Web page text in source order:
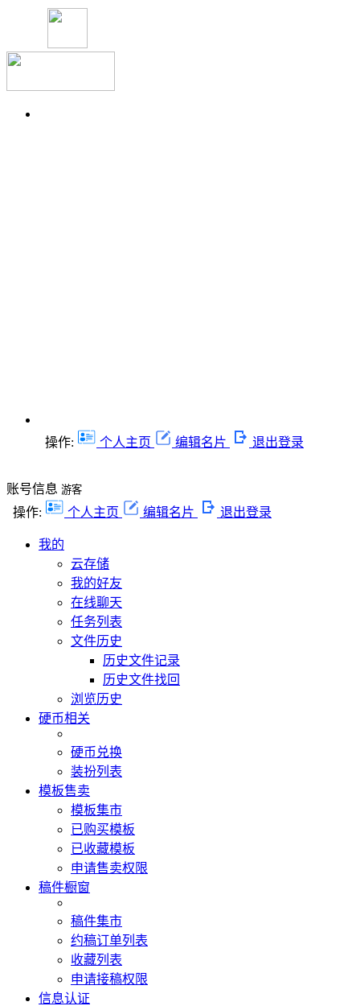
操作: 个人主页 编辑名片 退出登录
账号信息 游客
操作: 个人主页 编辑名片 退出登录
我的
云存储
我的好友
在线聊天
任务列表
文件历史
历史文件记录
历史文件找回
浏览历史
硬币相关
硬币兑换
装扮列表
模板售卖
模板集市
已购买模板
已收藏模板
申请售卖权限
稿件橱窗
稿件集市
约稿订单列表
收藏列表
申请接稿权限
信息认证